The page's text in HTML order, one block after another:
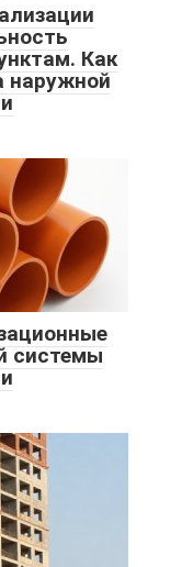
Как
наружной
системы